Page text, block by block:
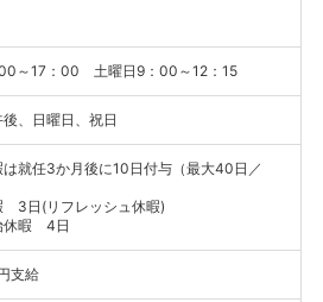
～17：00 土曜日9：00～12：15
、日曜日、祝日
は就任3か月後に10日付与（最大40日／
3日(リフレッシュ休暇)
休暇 4日
支給